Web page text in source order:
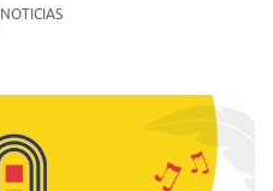
NOTICIAS